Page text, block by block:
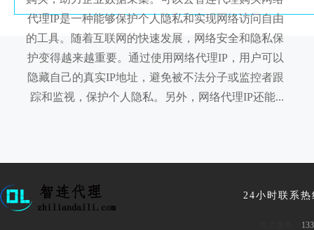
代理IP是一种能够保护个人隐私和实现网络访问自由
的工具。随着互联网的快速发展，网络安全和隐私保
护变得越来越重要。通过使用网络代理IP，用户可以
隐藏自己的真实IP地址，避免被不法分子或监控者跟
踪和监视，保护个人隐私。另外，网络代理IP还能...
24小时联系